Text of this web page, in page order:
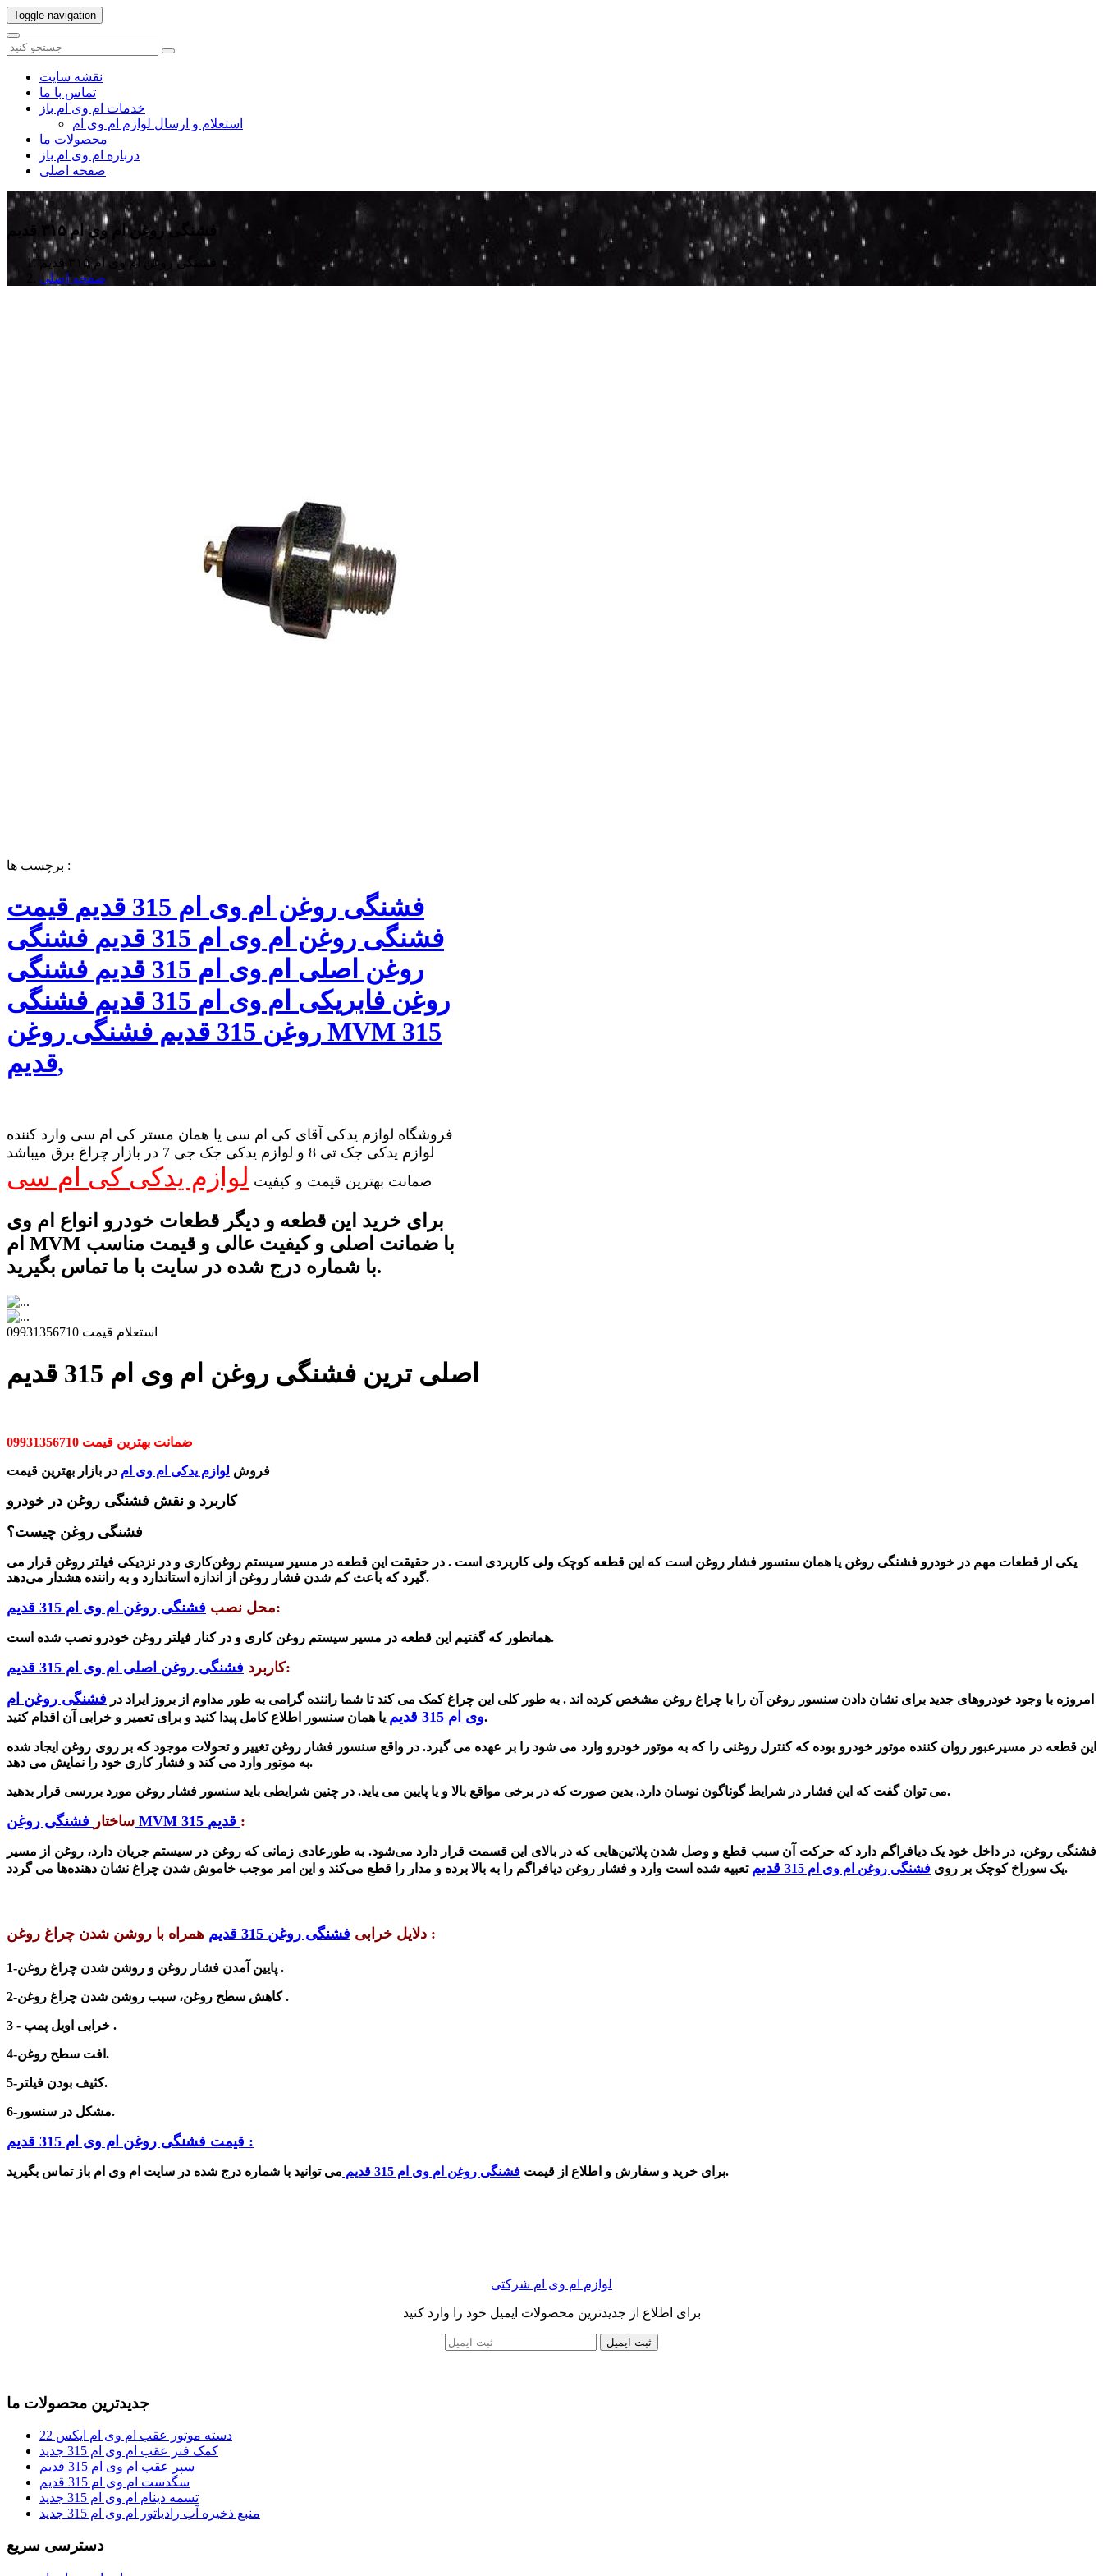
Toggle navigation
نقشه سایت
تماس با ما
خدمات ام وی ام باز
استعلام و ارسال لوازم ام وی ام
محصولات ما
درباره ام وی ام باز
صفحه اصلی
فشنگی روغن ام وی ام ۳۱۵ قدیم
فشنگی روغن ام وی ام ۳۱۵ قدیم
صفحه اصلی
برچسب ها :
فشنگی روغن ام وی ام 315 قدیم قیمت
فشنگی روغن ام وی ام 315 قدیم فشنگی
روغن اصلی ام وی ام 315 قدیم فشنگی
روغن فابریکی ام وی ام 315 قدیم فشنگی
روغن 315 قدیم فشنگی روغن MVM 315
قدیم,
فروشگاه لوازم یدکی آقای کی ام سی یا همان مستر کی ام سی وارد کننده
لوازم یدکی جک تی 8 و لوازم یدکی جک جی 7 در بازار چراغ برق میباشد
ضمانت بهترین قیمت و کیفیت لوازم یدکی کی ام سی
برای خرید این قطعه و دیگر قطعات خودرو انواع ام وی
ام MVM با ضمانت اصلی و کیفیت عالی و قیمت مناسب
با شماره درج شده در سایت با ما تماس بگیرید.
استعلام قیمت 09931356710
اصلی ترین فشنگی روغن ام وی ام 315 قدیم
ضمانت بهترین قیمت 09931356710
فروش لوازم یدکی ام وی ام در بازار بهترین قیمت
کاربرد و نقش فشنگی روغن در خودرو
فشنگی روغن چیست؟
یکی از قطعات مهم در خودرو فشنگی روغن یا همان سنسور فشار روغن است که این قطعه کوچک ولی کاربردی است . در حقیقت این قطعه در مسیر سیستم روغن‌کاری و در نزدیکی فیلتر روغن قرار می
گیرد که باعث کم شدن فشار روغن از اندازه استاندارد و به راننده هشدار می‌دهد.
محل نصب فشنگی روغن ام وی ام 315 قدیم :
همانطور که گفتیم این قطعه در مسیر سیستم روغن کاری و در کنار فیلتر روغن خودرو نصب شده است.
کاربرد فشنگی روغن اصلی ام وی ام 315 قدیم :
امروزه با وجود خودروهای جدید برای نشان دادن سنسور روغن آن را با چراغ روغن مشخص کرده اند . به طور کلی این چراغ کمک می کند تا شما راننده گرامی به طور مداوم از بروز ایراد در فشنگی روغن ام
وی ام 315 قدیم
یا همان سنسور اطلاع کامل پیدا کنید و برای تعمیر و خرابی آن اقدام کنید.
این قطعه در مسیرعبور روان کننده موتور خودرو بوده که کنترل روغنی را که به موتور خودرو وارد می شود را بر عهده می گیرد. در واقع سنسور فشار روغن تغییر و تحولات موجود که بر روی روغن ایجاد شده
به موتور وارد می کند و فشار کاری خود را نمایش می دهد.
می توان گفت که این فشار در شرایط گوناگون نوسان دارد. بدین صورت که در برخی مواقع بالا و یا پایین می یاید. در چنین شرایطی باید سنسور فشار روغن مورد بررسی قرار بدهید.
ساختار :
فشنگی روغن، در داخل خود یک دیافراگم دارد که حرکت آن سبب قطع و وصل شدن پلاتین‌هایی که در بالای این قسمت قرار دارد می‌شود. به طورعادی زمانی که روغن در سیستم جریان دارد، روغن از مسیر
یک سوراخ کوچک بر روی فشنگی روغن ام وی ام 315 قدیم تعبیه شده است وارد و فشار روغن دیافراگم را به بالا برده و مدار را قطع می‌کند و این امر موجب خاموش شدن چراغ نشان دهنده‌ها می گردد.
دلایل خرابی فشنگی روغن 315 قدیم همراه با روشن شدن چراغ روغن :
1-پایین آمدن فشار روغن و روشن شدن چراغ روغن .
2-کاهش سطح روغن، سبب روشن شدن چراغ روغن .
3 - خرابی اویل پمپ .
4-افت سطح روغن.
5-کثیف بودن فیلتر.
6-مشکل در سنسور.
قیمت فشنگی روغن ام وی ام 315 قدیم :
برای خرید و سفارش و اطلاع از قیمت فشنگی روغن ام وی ام 315 قدیم می توانید با شماره درج شده در سایت ام وی ام باز تماس بگیرید.
لوازم ام وی ام شرکتی
برای اطلاع از جدیدترین محصولات ایمیل خود را وارد کنید
ثبت ایمیل
جدیدترین محصولات ما
دسته موتور عقب ام وی ام ایکس 22
کمک فنر عقب ام وی ام 315 جدید
سپر عقب ام وی ام 315 قدیم
سگدست ام وی ام 315 قدیم
تسمه دینام ام وی ام 315 جدید
منبع ذخیره آب رادیاتور ام وی ام 315 جدید
دسترسی سریع